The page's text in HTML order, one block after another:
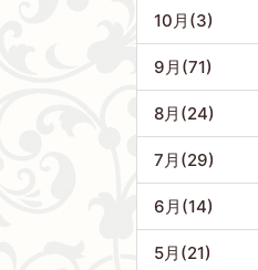
10月(3)
9月(71)
8月(24)
7月(29)
6月(14)
5月(21)